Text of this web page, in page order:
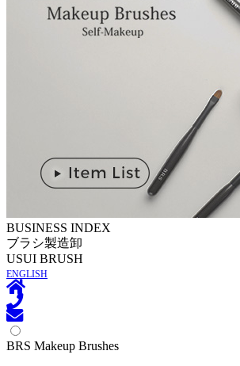
BUSINESS INDEX
ブラシ製造卸
USUI BRUSH
ENGLISH
BRS Makeup Brushes